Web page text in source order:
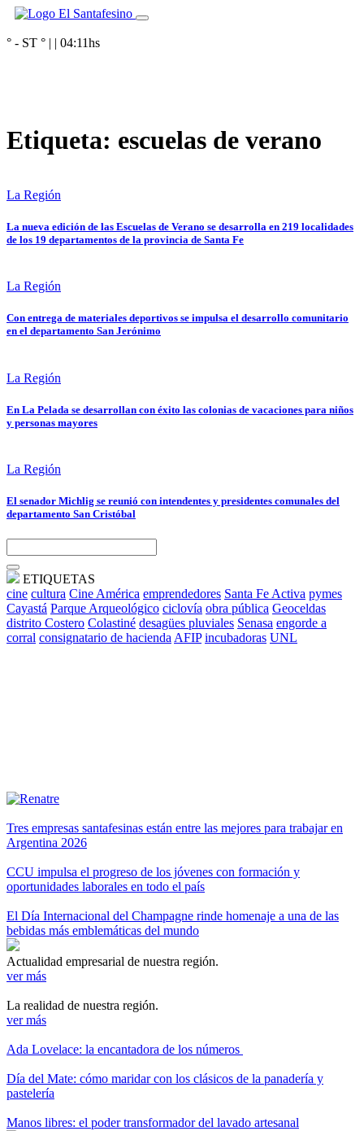
° - ST ° | | 04:11hs
Etiqueta: escuelas de verano
La Región
La nueva edición de las Escuelas de Verano se desarrolla en 219 localidades
de los 19 departamentos de la provincia de Santa Fe
La Región
Con entrega de materiales deportivos se impulsa el desarrollo comunitario
en el departamento San Jerónimo
La Región
En La Pelada se desarrollan con éxito las colonias de vacaciones para niños
y personas mayores
La Región
El senador Michlig se reunió con intendentes y presidentes comunales del
departamento San Cristóbal
ETIQUETAS
cine cultura Cine América emprendedores Santa Fe Activa pymes
Cayastá Parque Arqueológico ciclovía obra pública Geoceldas
distrito Costero Colastiné desagües pluviales Senasa engorde a
corral consignatario de hacienda AFIP incubadoras UNL
Tres empresas santafesinas están entre las mejores para trabajar en
Argentina 2026
CCU impulsa el progreso de los jóvenes con formación y
oportunidades laborales en todo el país
El Día Internacional del Champagne rinde homenaje a una de las
bebidas más emblemáticas del mundo
Actualidad empresarial de nuestra región.
ver más
La realidad de nuestra región.
ver más
Ada Lovelace: la encantadora de los números
Día del Mate: cómo maridar con los clásicos de la panadería y
pastelería
Manos libres: el poder transformador del lavado artesanal